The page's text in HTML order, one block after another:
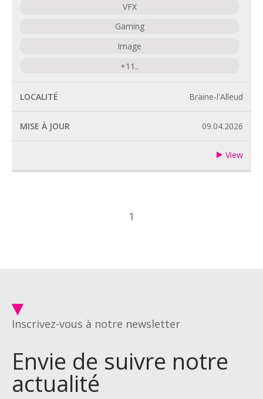
VFX
Gaming
Image
+11..
Braine-l'Alleud
09.04.2026
View
1
Inscrivez-vous à notre newsletter
Envie de suivre notre
actualité